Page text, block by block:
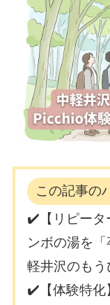
この記事の
✔️【リピータ
ンボの湯を
軽井沢のも
✔️【体験特化